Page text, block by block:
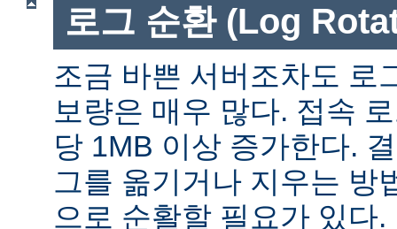
로그 순환 (Log
조금 바쁜 서버조차도 로
보량은 매우 많다. 접속
당 1MB 이상 증가한다.
그를 옮기거나 지우는 방
으로 순활할 필요가 있다